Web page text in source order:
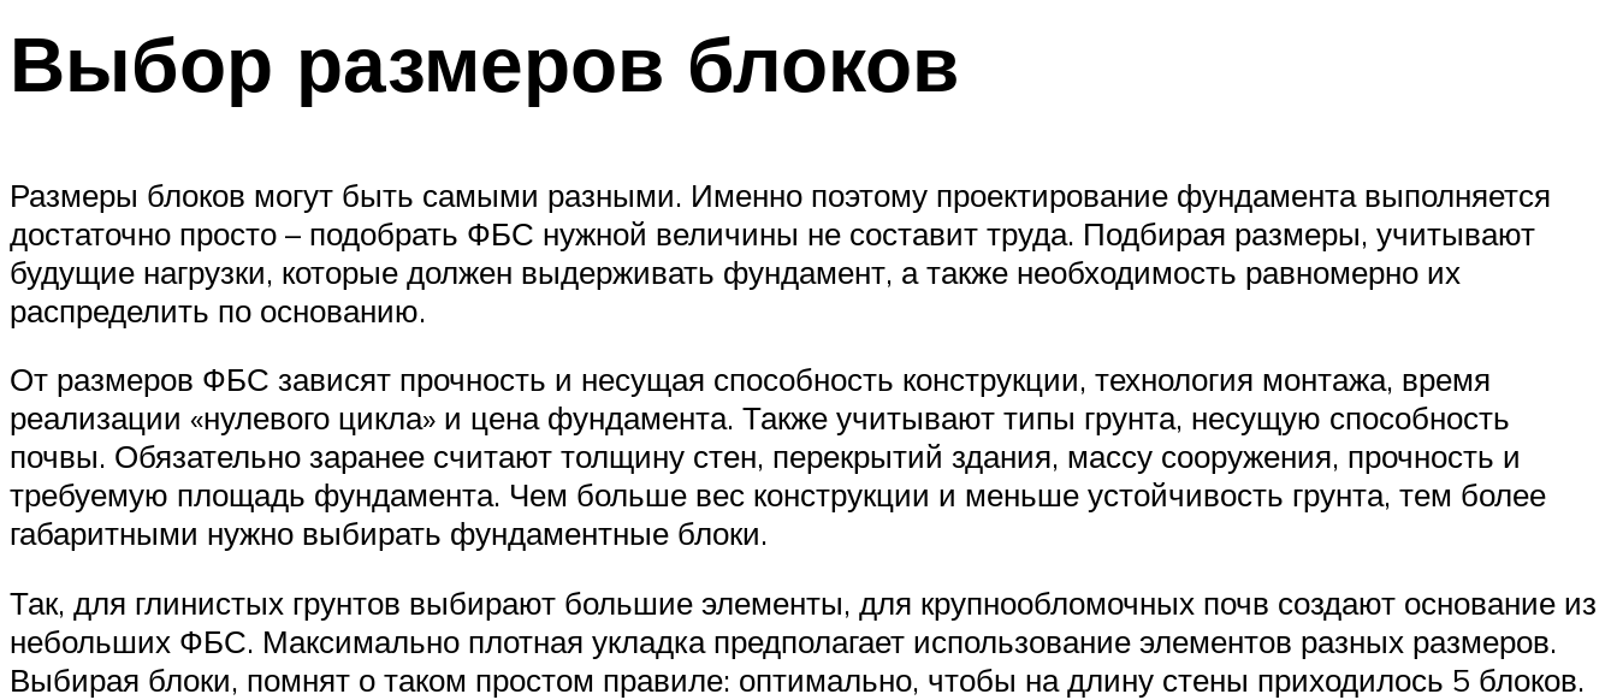
Выбор размеров блоков
Размеры блоков могут быть самыми разными. Именно поэтому проектирование фундамента выполняется
достаточно просто – подобрать ФБС нужной величины не составит труда. Подбирая размеры, учитывают
будущие нагрузки, которые должен выдерживать фундамент, а также необходимость равномерно их
распределить по основанию.
От размеров ФБС зависят прочность и несущая способность конструкции, технология монтажа, время
реализации «нулевого цикла» и цена фундамента. Также учитывают типы грунта, несущую способность
почвы. Обязательно заранее считают толщину стен, перекрытий здания, массу сооружения, прочность и
требуемую площадь фундамента. Чем больше вес конструкции и меньше устойчивость грунта, тем более
габаритными нужно выбирать фундаментные блоки.
Так, для глинистых грунтов выбирают большие элементы, для крупнообломочных почв создают основание из
небольших ФБС. Максимально плотная укладка предполагает использование элементов разных размеров.
Выбирая блоки, помнят о таком простом правиле: оптимально, чтобы на длину стены приходилось 5 блоков.